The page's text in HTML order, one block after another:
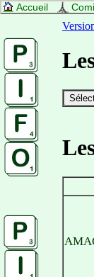
Accueil